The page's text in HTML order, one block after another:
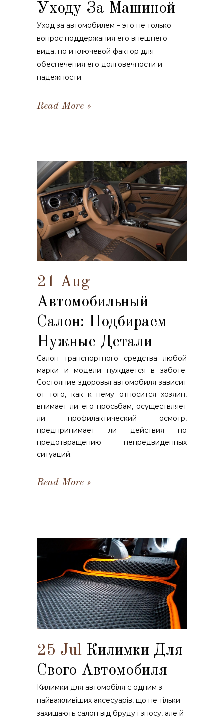
Уходу За Машиной
Уход за автомобилем – это не только
вопрос поддержания его внешнего
вида, но и ключевой фактор для
обеспечения его долговечности и
надежности.
Read More
21 Aug
Автомобильный
Салон: Подбираем
Нужные Детали
Салон транспортного средства любой
марки и модели нуждается в заботе.
Состояние здоровья автомобиля зависит
от того, как к нему относится хозяин,
внимает ли его просьбам, осуществляет
ли профилактический осмотр,
предпринимает ли действия по
предотвращению непредвиденных
ситуаций.
Read More
25 Jul Килимки Для
Свого Автомобиля
Килимки для автомобіля є одним з
найважливіших аксесуарів, що не тільки
захищають салон від бруду і зносу, але й